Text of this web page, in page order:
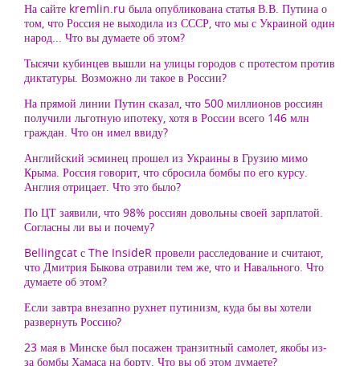
На сайте kremlin.ru была опубликована статья В.В. Путина о
том, что Россия не выходила из СССР, что мы с Украиной один
народ... Что вы думаете об этом?
Тысячи кубинцев вышли на улицы городов с протестом против
диктатуры. Возможно ли такое в России?
На прямой линии Путин сказал, что 500 миллионов россиян
получили льготную ипотеку, хотя в России всего 146 млн
граждан. Что он имел ввиду?
Английский эсминец прошел из Украины в Грузию мимо
Крыма. Россия говорит, что сбросила бомбы по его курсу.
Англия отрицает. Что это было?
По ЦТ заявили, что 98% россиян довольны своей зарплатой.
Согласны ли вы и почему?
Bellingcat с The InsideR провели расследование и считают,
что Дмитрия Быкова отравили тем же, что и Навального. Что
думаете об этом?
Если завтра внезапно рухнет путинизм, куда бы вы хотели
развернуть Россию?
23 мая в Минске был посажен транзитный самолет, якобы из-
за бомбы Хамаса на борту. Что вы об этом думаете?